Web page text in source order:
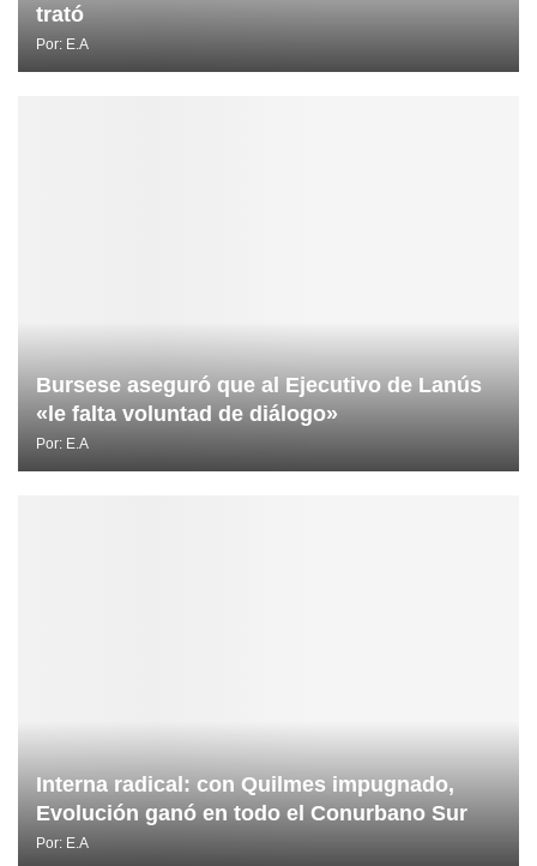
trató
Por: E.A
Bursese aseguró que al Ejecutivo de Lanús
«le falta voluntad de diálogo»
Por: E.A
Interna radical: con Quilmes impugnado,
Evolución ganó en todo el Conurbano Sur
Por: E.A